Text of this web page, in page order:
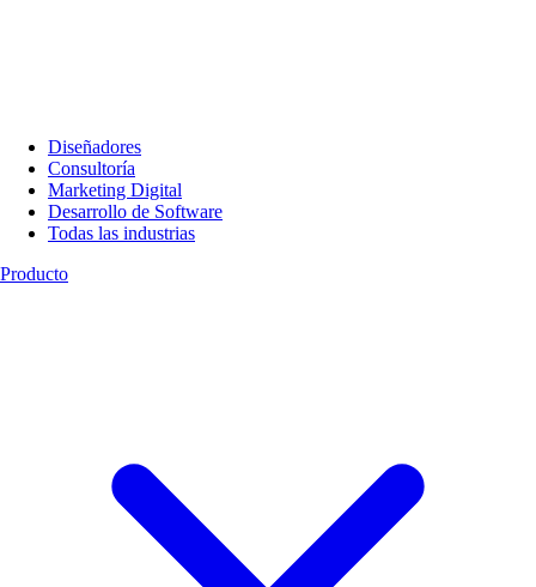
Diseñadores
Consultoría
Marketing Digital
Desarrollo de Software
Todas las industrias
Producto